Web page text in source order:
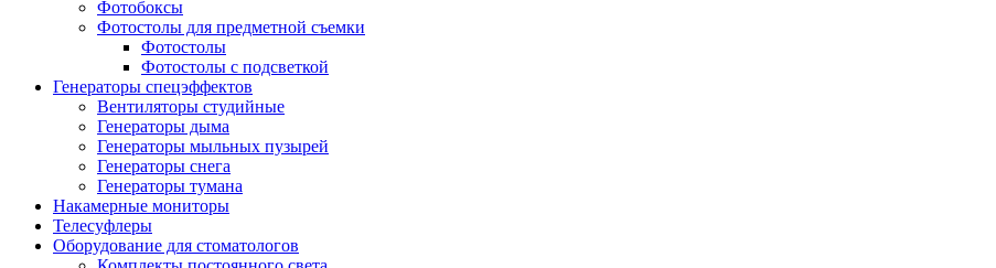
Фотобоксы
Фотостолы для предметной съемки
Фотостолы
Фотостолы с подсветкой
Генераторы спецэффектов
Вентиляторы студийные
Генераторы дыма
Генераторы мыльных пузырей
Генераторы снега
Генераторы тумана
Накамерные мониторы
Телесуфлеры
Оборудование для стоматологов